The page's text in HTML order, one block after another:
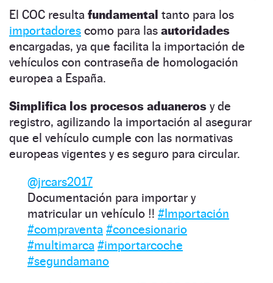
El COC resulta fundamental tanto para los
importadores como para las autoridades
encargadas, ya que facilita la importación de
vehículos con contraseña de homologación
europea a España.
Simplifica los procesos aduaneros y de
registro, agilizando la importación al asegurar
que el vehículo cumple con las normativas
europeas vigentes y es seguro para circular.
@jrcars2017
Documentación para importar y
matricular un vehículo ‼️ #Importación
#compraventa #concesionario
#multimarca #importarcoche
#segundamano